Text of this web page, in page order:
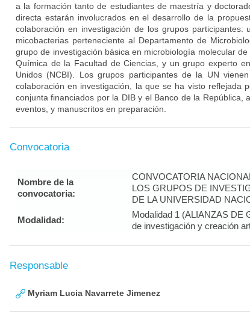
a la formación tanto de estudiantes de maestría y
directa estarán involucrados en el desarrollo de la
colaboración en investigación de los grupos participantes:
micobacterias perteneciente al Departamento de
grupo de investigación básica en microbiología molecular
Química de la Facultad de Ciencias, y un grupo experto
Unidos (NCBI). Los grupos participantes de la UN
colaboración en investigación, la que se ha visto reflejada
conjunta financiados por la DIB y el Banco de la República,
eventos, y manuscritos en preparación.
Convocatoria
Nombre de la
convocatoria:
CONVOCATORIA
LOS GRUPOS DE
DE LA UNIVERSIDAD
Modalidad:
Modalidad 1 (ALIANZAS DE
de investigación y creación
Responsable
Myriam Lucia Navarrete Jimenez